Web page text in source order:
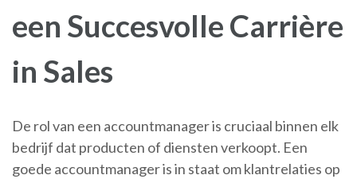
een Succesvolle Carrière
in Sales
De rol van een accountmanager is cruciaal binnen elk
bedrijf dat producten of diensten verkoopt. Een
goede accountmanager is in staat om klantrelaties op